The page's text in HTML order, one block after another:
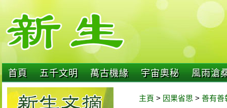
首頁 五千文明 萬古機緣 宇宙奧秘 風雨滄
主頁 > 因果省思 > 善有善